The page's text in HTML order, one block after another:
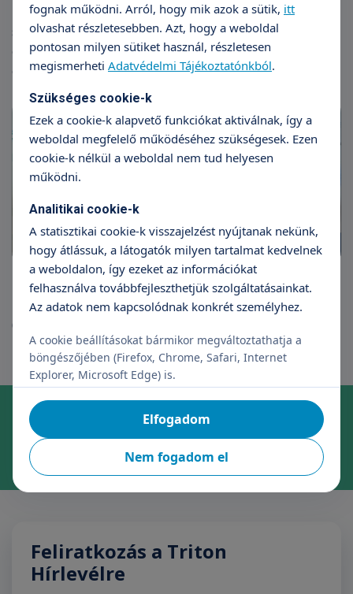
Dr. Edvy László, a VESC elnöke hozzátette: „az a fajta
szemléletmód, amit a Tritonlife képvisel, a mi
elköteleződésünket is tovább erősíti az egészséges
életmód felé”.
(Forrás: vesc.hu)
Online időpontfoglalás szakrendelésre
Foglaljon időpontot kényelmesen, néhány kattintással!
Időpontfoglalás
Feliratkozás a Triton
Hírlevélre
fognak működni. Arról, hogy mik azok a sütik, itt
olvashat részletesebben. Azt, hogy a weboldal
pontosan milyen sütiket használ, részletesen
megismerheti Adatvédelmi Tájékoztatónkból.
Szükséges cookie-k
Ezek a cookie-k alapvető funkciókat aktiválnak, így a
weboldal megfelelő működéséhez szükségesek. Ezen
cookie-k nélkül a weboldal nem tud helyesen
működni.
Analitikai cookie-k
A statisztikai cookie-k visszajelzést nyújtanak nekünk,
hogy átlássuk, a látogatók milyen tartalmat kedvelnek
a weboldalon, így ezeket az információkat
felhasználva továbbfejleszthetjük szolgáltatásainkat.
Az adatok nem kapcsolódnak konkrét személyhez.
A cookie beállításokat bármikor megváltoztathatja a
böngészőjében (Firefox, Chrome, Safari, Internet
Explorer, Microsoft Edge) is.
Nem fogadom el
Elfogadom